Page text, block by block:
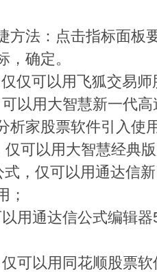
方法：点击指标面板
，确定。
仅可以用飞狐交易
以用大智慧新一代
析家股票软件引入使
仅可以用大智慧经典
式，仅可以用通达信
；
用通达信公式编辑
可以用同花顺股票